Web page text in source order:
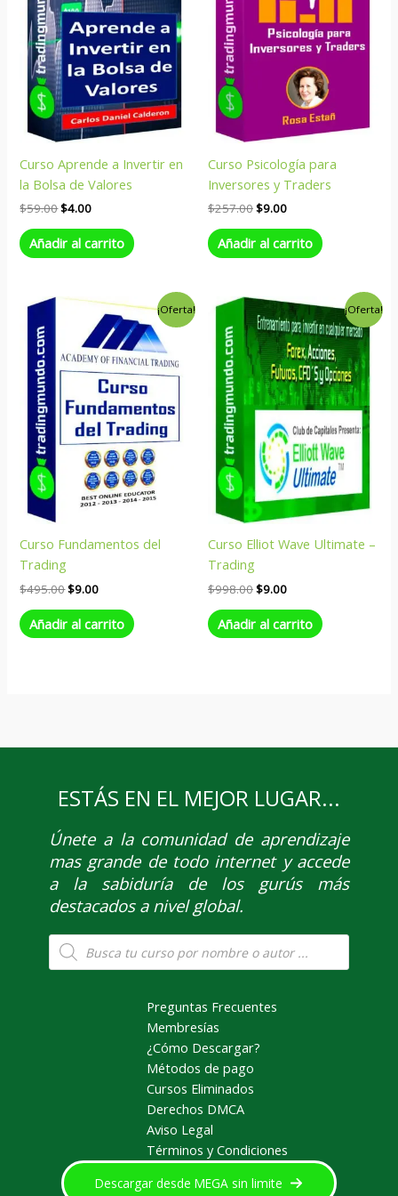
Curso Aprende a Invertir en
la Bolsa de Valores
$59.00$4.00
Añadir al carrito
Curso Psicología para
Inversores y Traders
$257.00$9.00
Añadir al carrito
¡Oferta!
Curso Fundamentos del
Trading
$495.00
El
precio
original
era:
$495.00.
$9.00
El
precio
actual
es:
$9.00.
Añadir al carrito
¡Oferta!
Curso Elliot Wave Ultimate –
Trading
$998.00
El
precio
original
era:
$998.00.
$9.00
El
precio
actual
es:
$9.00.
Añadir al carrito
ESTÁS EN EL MEJOR LUGAR...
Únetea la comunidad de aprendizaje
mas grande de todo internet y accede
a la sabiduría de los gurús más
destacados a nivel global.
Búsqueda
de
productos
Preguntas Frecuentes
Membresías
¿Cómo Descargar?
Métodos de pago
Cursos Eliminados
Derechos DMCA
Aviso Legal
Términos y Condiciones
Descargar desde MEGA sin limite